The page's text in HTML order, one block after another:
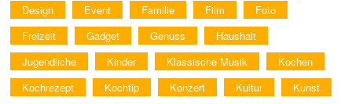
Design
Event Familie Film
Foto
Freizeit
Gadget Genuss
Haushalt
Jugendliche
Kinder Klassische Musik
Kochen
Kochrezept
Kochtip Konzert Kultur
Kunst